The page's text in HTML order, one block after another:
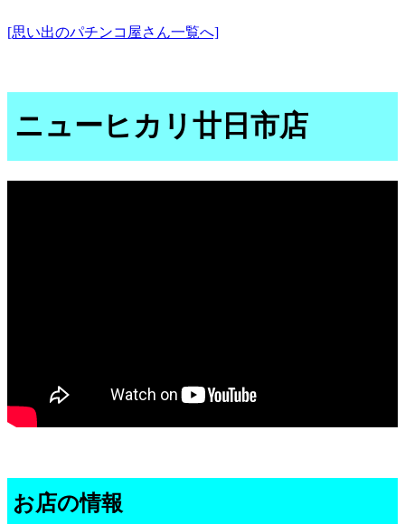
[思い出のパチンコ屋さん一覧へ]
ニューヒカリ廿日市店
お店の情報